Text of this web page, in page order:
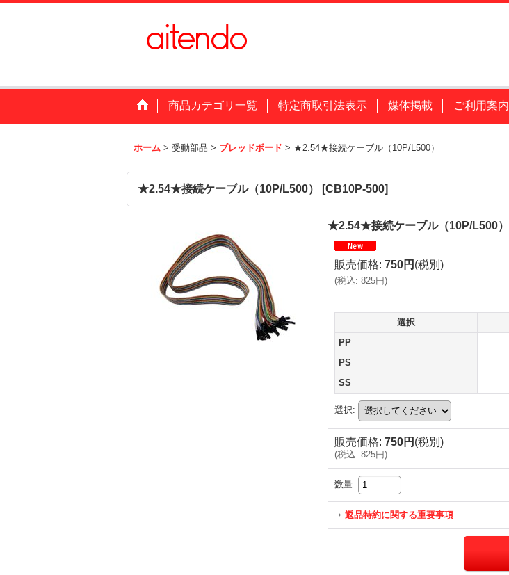
商品カテゴリ一覧 特定商取引法表示 媒体掲載 ご利用案内
ホーム > 受動部品 > ブレッドボード > ★2.54★接続ケーブル（10P/L500）
★2.54★接続ケーブル（10P/L500） [CB10P-500]
★2.54★接続ケーブル（10P/L500）
販売価格: 750円 (税別)
(税込: 825円)
選択
PP
PS
SS
選択:
販売価格: 750円 (税別)
(税込: 825円)
数量:
返品特約に関する重要事項